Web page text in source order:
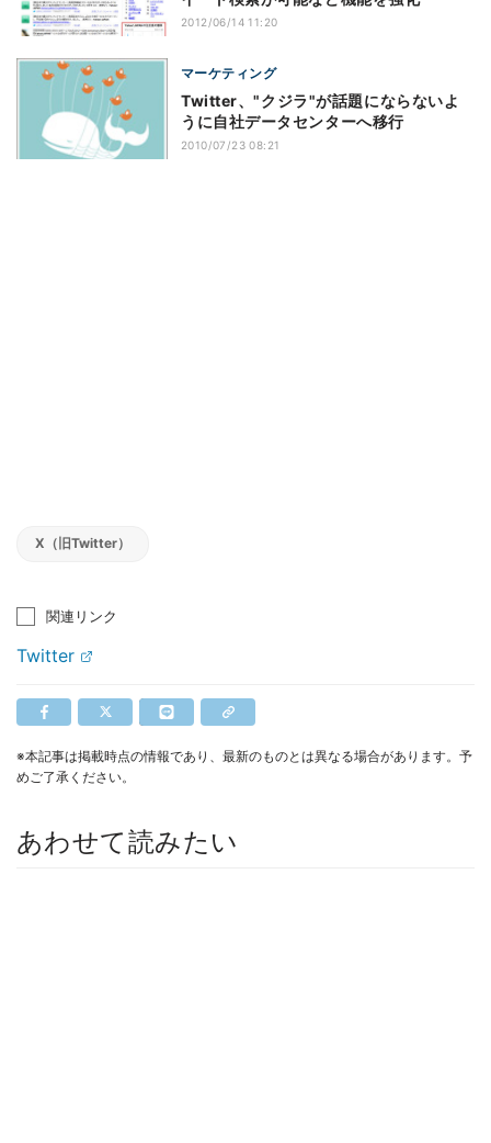
2012/06/14 11:20
マーケティング
Twitter、"クジラ"が話題にならないよ
うに自社データセンターへ移行
2010/07/23 08:21
X（旧Twitter）
関連リンク
Twitter
※本記事は掲載時点の情報であり、最新のものとは異なる場合があります。予
めご了承ください。
あわせて読みたい